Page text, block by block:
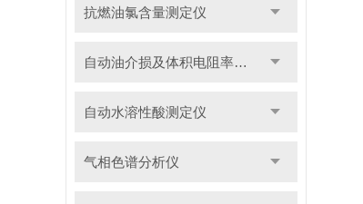
抗燃油氯含量测定仪
自动油介损及体积电阻率测定仪
自动水溶性酸测定仪
气相色谱分析仪